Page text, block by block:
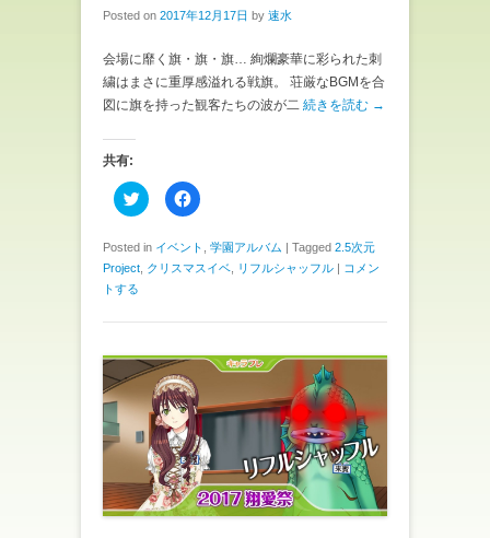
Posted on 2017年12月17日 by 速水
会場に靡く旗・旗・旗… 絢爛豪華に彩られた刺
繍はまさに重厚感溢れる戦旗。 荘厳なBGMを合
図に旗を持った観客たちの波が二 続きを読む →
共有:
ク
リ
し
て
T
t
r
で
共
有
(
新
し
い
ウ
ィ
ン
ド
ウ
で
F
a
b
o
o
有
る
に
は
ク
リ
ッ
ク
し
て
く
だ
さ
い
(
Posted in イベント 学園アルバム | Tagged 2.5次元
Project クリスマスイベ リフルシャッフル | コメン
トする